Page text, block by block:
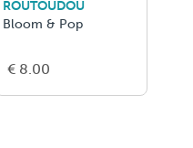
ROUTOUDOU
Bloom & Pop
€ 8.00